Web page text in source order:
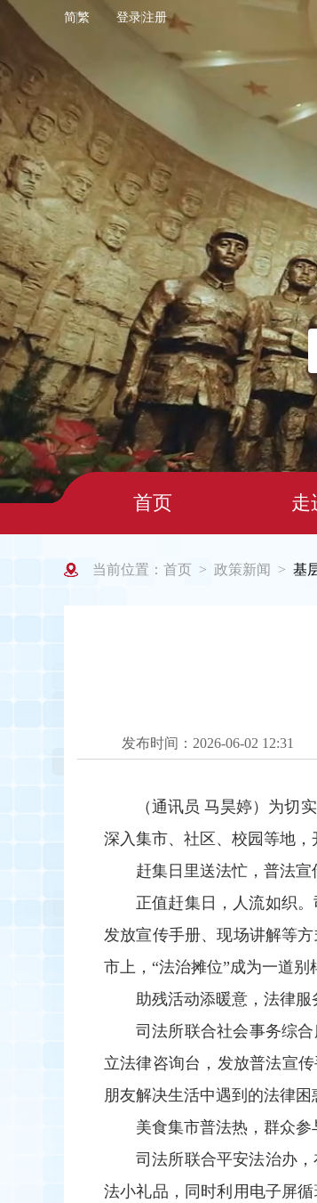
简繁 登录注册
首页 走
当前位置： 首页 > 政策新闻 > 基
发布时间：2026-06-02 12:31
（通讯员 马昊婷）为切
深入集市、社区、校园等地
赶集日里送法忙，普法宣
正值赶集日，人流如织
发放宣传手册、现场讲解等
市上，“法治摊位”成为一道别
助残活动添暖意，法律服
司法所联合社会事务综
立法律咨询台，发放普法宣
朋友解决生活中遇到的法律
美食集市普法热，群众参
司法所联合平安法治办
法小礼品，同时利用电子屏